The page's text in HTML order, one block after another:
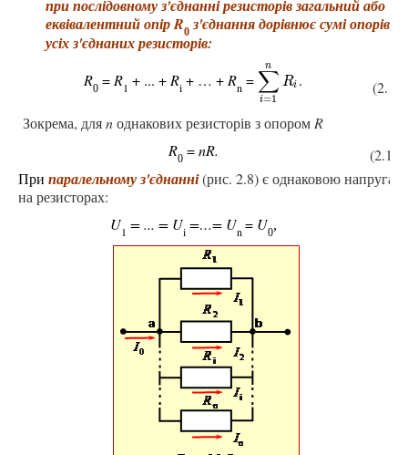
при послідовному з'єднанні резисторів загальний або
еквівалентний опір R0 з'єднання дорівнює сумі опорів
усіх з'єднаних резисторів:
R0 = R1 + ... + Ri + … + Rn = ∑
i=1
n
Ri
∑i =1nR.
(2.15)
Зокрема, дляnоднакових резисторів з опором R
R0 =nR.
При паралельномуз'єднанні(рис. 2.8)є однаковоюнапруга
на резисторах:
U1 = ... = Ui =…= Un = U0
,